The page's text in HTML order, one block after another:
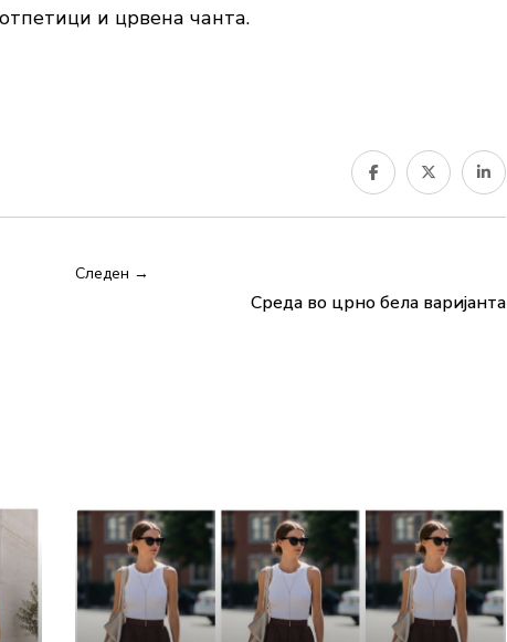
и црвена чанта.
Следен →
Среда во црно бела варијанта